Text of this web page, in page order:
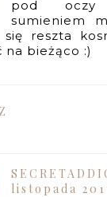
pod
sumieniem
reszta
na bieżąco :)
listopada